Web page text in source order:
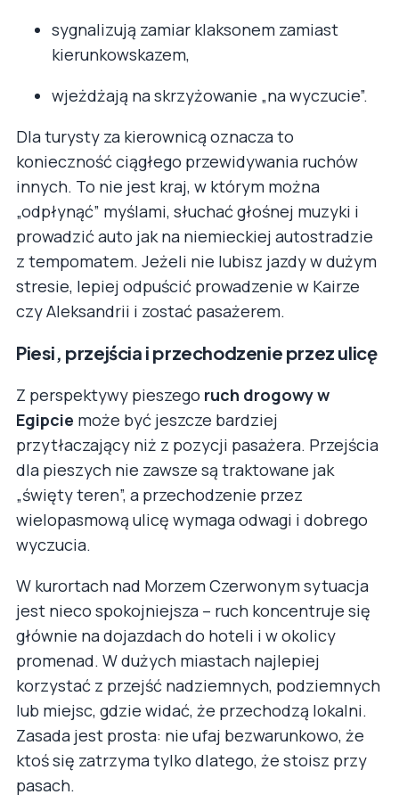
sygnalizują zamiar klaksonem zamiast
kierunkowskazem,
wjeżdżają na skrzyżowanie „na wyczucie”.
Dla turysty za kierownicą oznacza to
konieczność ciągłego przewidywania ruchów
innych. To nie jest kraj, w którym można
„odpłynąć” myślami, słuchać głośnej muzyki i
prowadzić auto jak na niemieckiej autostradzie
z tempomatem. Jeżeli nie lubisz jazdy w dużym
stresie, lepiej odpuścić prowadzenie w Kairze
czy Aleksandrii i zostać pasażerem.
Piesi, przejścia i przechodzenie przez ulicę
Z perspektywy pieszego ruch drogowy w
Egipcie może być jeszcze bardziej
przytłaczający niż z pozycji pasażera. Przejścia
dla pieszych nie zawsze są traktowane jak
„święty teren”, a przechodzenie przez
wielopasmową ulicę wymaga odwagi i dobrego
wyczucia.
W kurortach nad Morzem Czerwonym sytuacja
jest nieco spokojniejsza – ruch koncentruje się
głównie na dojazdach do hoteli i w okolicy
promenad. W dużych miastach najlepiej
korzystać z przejść nadziemnych, podziemnych
lub miejsc, gdzie widać, że przechodzą lokalni.
Zasada jest prosta: nie ufaj bezwarunkowo, że
ktoś się zatrzyma tylko dlatego, że stoisz przy
pasach.